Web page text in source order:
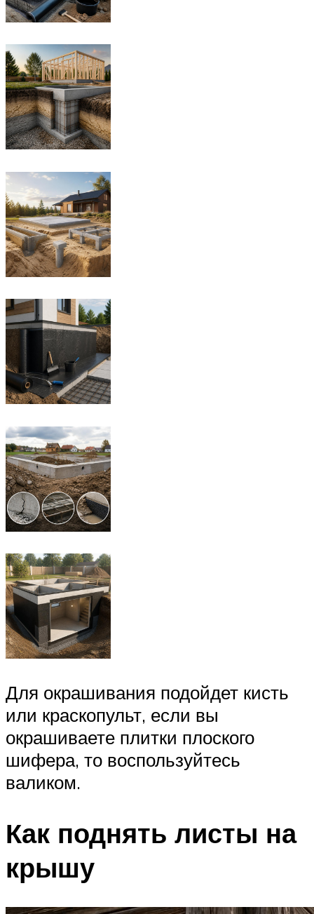
Для окрашивания подойдет кисть
или краскопульт, если вы
окрашиваете плитки плоского
шифера, то воспользуйтесь
валиком.
Как поднять листы на
крышу